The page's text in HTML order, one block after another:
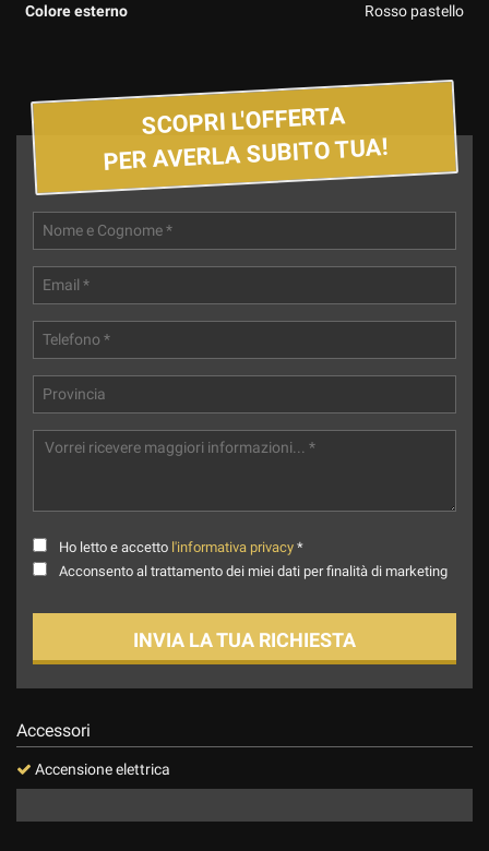
Colore esterno Rosso pastello
SCOPRI L'OFFERTA
PER AVERLA SUBITO TUA!
Ho letto e accetto l'informativa privacy *
Acconsento al trattamento dei miei dati per finalità di marketing
INVIA LA TUA RICHIESTA
Accessori
Accensione elettrica